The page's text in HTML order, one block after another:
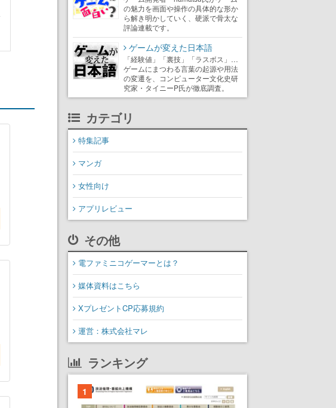
の魅力を画面や操作の具体的な形か
ら解き明かしていく、硬派で骨太な
評論連載です。
ゲームが変えた日本語
「経験値」「裏技」「ラスボス」…
ゲームにまつわる言葉の起源や用法
の変遷を、コンピューター文化史研
究家・タイニーP氏が徹底調査。
カテゴリ
特集記事
マンガ
女性向け
アプリレビュー
その他
電ファミニコゲーマーとは？
媒体資料はこちら
XプレゼントCP応募規約
運営：株式会社マレ
ランキング
1